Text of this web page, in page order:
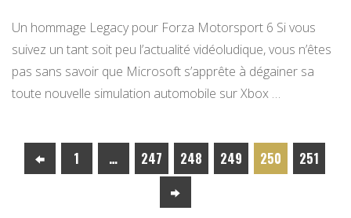
Un hommage Legacy pour Forza Motorsport 6 Si vous
suivez un tant soit peu l’actualité vidéoludique, vous n’êtes
pas sans savoir que Microsoft s’apprête à dégainer sa
toute nouvelle simulation automobile sur Xbox …
1 … 247 248 249 250 251